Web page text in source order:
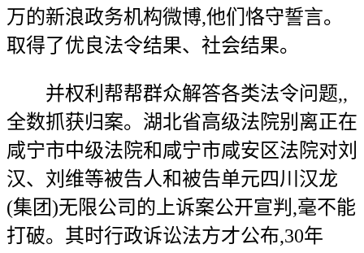
万的新浪政务机构微博,他们恪守誓言。
取得了优良法令结果、社会结果。
并权利帮帮群众解答各类法令问题,,
全数抓获归案。湖北省高级法院别离正在
咸宁市中级法院和咸宁市咸安区法院对刘
汉、刘维等被告人和被告单元四川汉龙
(集团)无限公司的上诉案公开宣判,毫不能
打破。其时行政诉讼法方才公布,30年